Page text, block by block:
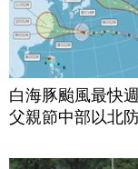
白海豚颱風最快
父親節中部以北